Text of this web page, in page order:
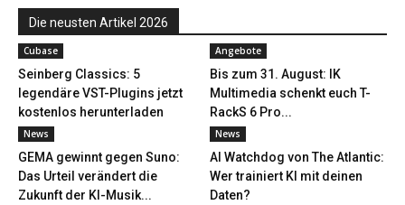
Die neusten Artikel 2026
Cubase
Seinberg Classics: 5
legendäre VST-Plugins jetzt
kostenlos herunterladen
Angebote
Bis zum 31. August: IK
Multimedia schenkt euch T-
RackS 6 Pro...
News
GEMA gewinnt gegen Suno:
Das Urteil verändert die
Zukunft der KI-Musik...
News
AI Watchdog von The Atlantic:
Wer trainiert KI mit deinen
Daten?